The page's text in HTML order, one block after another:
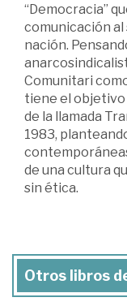
“Democracia”
comunicación al
nación.
Comunitari
tiene el
de la llamada
1983,
de una cultura
sin ética.
Otros libros